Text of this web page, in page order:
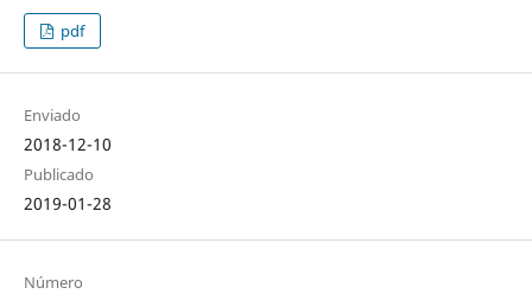
pdf
Enviado
2018-12-10
Publicado
2019-01-28
Número